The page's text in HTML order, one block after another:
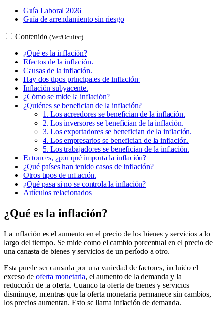
Guía Laboral 2026
Guía de arrendamiento sin riesgo
Contenido (Ver/Ocultar)
¿Qué es la inflación?
Efectos de la inflación.
Causas de la inflación.
Hay dos tipos principales de inflación:
Inflación subyacente.
¿Cómo se mide la inflación?
¿Quiénes se benefician de la inflación?
1. Los acreedores se benefician de la inflación.
2. Los inversores se benefician de la inflación.
3. Los exportadores se benefician de la inflación.
4. Los empresarios se benefician de la inflación.
5. Los trabajadores se benefician de la inflación.
Entonces, ¿por qué importa la inflación?
¿Qué países han tenido casos de inflación?
Otros tipos de inflación.
¿Qué pasa si no se controla la inflación?
Artículos relacionados
¿Qué es la inflación?
La inflación es el aumento en el precio de los bienes y servicios a lo
largo del tiempo. Se mide como el cambio porcentual en el precio de
una canasta de bienes y servicios de un período a otro.
Esta puede ser causada por una variedad de factores, incluido el
exceso de oferta monetaria, el aumento de la demanda y la
reducción de la oferta. Cuando la oferta de bienes y servicios
disminuye, mientras que la oferta monetaria permanece sin cambios,
los precios aumentan. Esto se llama inflación de demanda.